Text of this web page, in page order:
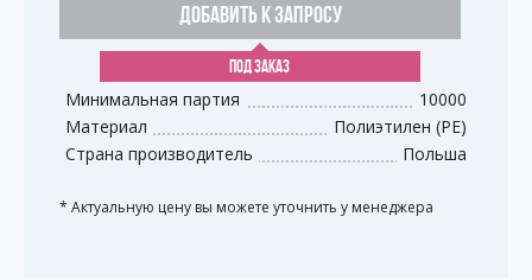
ДОБАВИТЬ К ЗАПРОСУ
ПОД ЗАКАЗ
Минимальная партия
10000
Материал
Полиэтилен (PE)
Страна производитель
Польша
* Актуальную цену вы можете уточнить у менеджера